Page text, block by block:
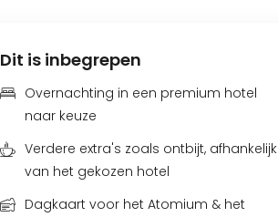
Dit is inbegrepen
Overnachting in een premium hotel
naar keuze
Verdere extra's zoals ontbijt, afhankelijk
van het gekozen hotel
Dagkaart voor het Atomium & het